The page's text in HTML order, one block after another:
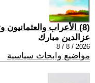
(8) الأعراب والعثمانيون وتونس
عزالدين مبارك
2026 / 8 / 8
مواضيع وابحاث سياسية